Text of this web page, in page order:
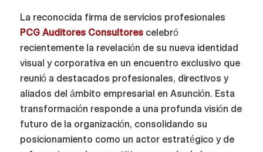
La reconocida firma de servicios profesionales
PCG Auditores Consultorescelebró
recientemente la revelación de su nueva identidad
visual y corporativa en un encuentro exclusivo que
reunió a destacados profesionales, directivos y
aliados del ámbito empresarial en Asunción. Esta
transformación responde a una profunda visión de
futuro de la organización, consolidando su
posicionamiento como un actor estratégico y de